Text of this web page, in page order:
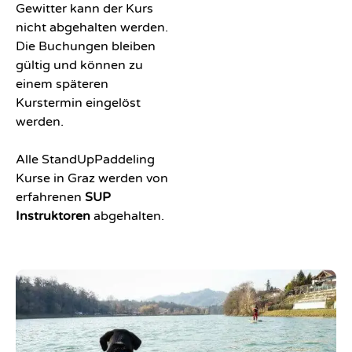
Water
Bikes
&
Pedal
Kajaks
&
Golf
Dart
&
Bubble
Wrestling
Gewitter kann der Kurs
nicht abgehalten werden.
Die Buchungen bleiben
gültig und können zu
einem späteren
Kurstermin eingelöst
werden.
Alle StandUpPaddeling
Kurse in Graz werden von
erfahrenen SUP
Instruktoren abgehalten.